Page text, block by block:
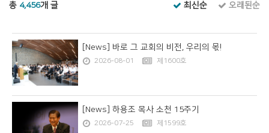
총 4,456개 글 최신순 오래된순
[News] 바로 그 교회의 비전, 우리의 몫!
2026-08-01 제1600호
[News] 하용조 목사 소천 15주기
2026-07-25 제1599호